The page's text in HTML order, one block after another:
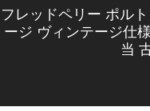
フレッドペリー ポル
ージ ヴィンテージ仕
当